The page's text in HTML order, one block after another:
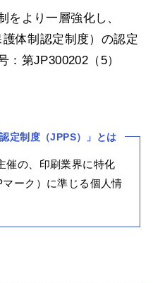
をより一層強化し、
体制認定制度）の認定
：第JP300202（5）
定制度（JPPS）」とは
催の、印刷業界に特化
ーク）に準じる個人情